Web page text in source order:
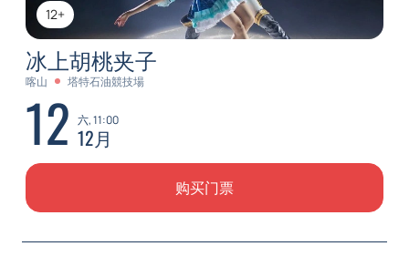
12+
冰上胡桃夹子
喀山 塔特石油競技場
12 六, 11:00
12月
购买门票